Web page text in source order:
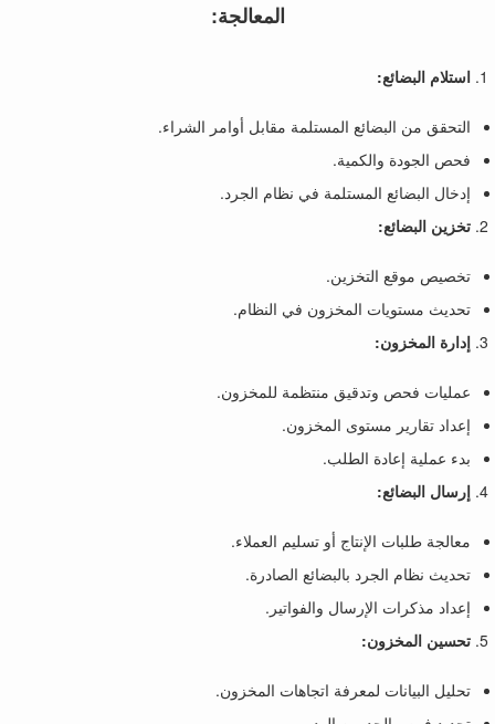
المعالجة:
استلام البضائع:
التحقق من البضائع المستلمة مقابل أوامر الشراء.
فحص الجودة والكمية.
إدخال البضائع المستلمة في نظام الجرد.
تخزين البضائع:
تخصيص موقع التخزين.
تحديث مستويات المخزون في النظام.
إدارة المخزون:
عمليات فحص وتدقيق منتظمة للمخزون.
إعداد تقارير مستوى المخزون.
بدء عملية إعادة الطلب.
إرسال البضائع:
معالجة طلبات الإنتاج أو تسليم العملاء.
تحديث نظام الجرد بالبضائع الصادرة.
إعداد مذكرات الإرسال والفواتير.
تحسين المخزون:
تحليل البيانات لمعرفة اتجاهات المخزون.